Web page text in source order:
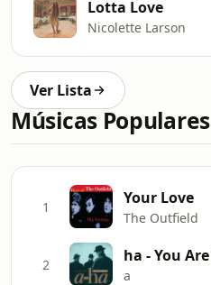
Lotta Love
Nicolette Larson
Ver Lista
Músicas Populares
1 Your Love
The Outfield
2
a